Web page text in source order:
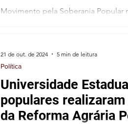
Movimento pela Soberania Popular na Mineração (MAM -
Universidade
populares
da Reforma Agrária
Política
21 de out. de 2024 5 min de leitura